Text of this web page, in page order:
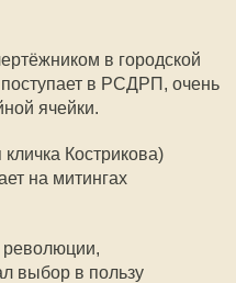
в городской
поступает в РСДРП, очень
ячейки.
Кострикова)
на митингах
революции,
выбор в пользу